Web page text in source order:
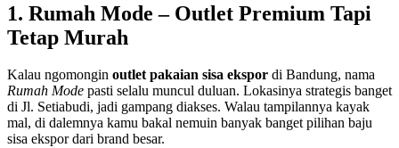
1. Rumah Mode – Outlet Premium Tapi
Tetap Murah
Kalau ngomongin outlet pakaian sisa ekspor di Bandung, nama
Rumah Mode pasti selalu muncul duluan. Lokasinya strategis banget
di Jl. Setiabudi, jadi gampang diakses. Walau tampilannya kayak
mal, di dalemnya kamu bakal nemuin banyak banget pilihan baju
sisa ekspor dari brand besar.